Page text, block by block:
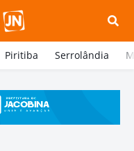
Piritiba Serrolândia